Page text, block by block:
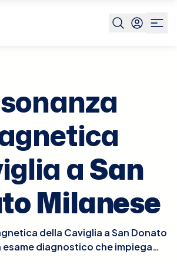
Risonanza Magnetica Caviglia San
aSan
Milanese
della Caviglia a San Donato
esame diagnostico che impiega
per generare immagini